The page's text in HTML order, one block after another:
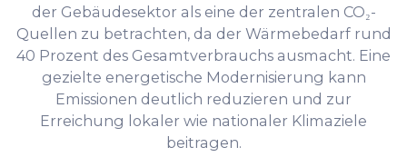
der Gebäudesektor als eine der zentralen CO₂-
Quellen zu betrachten, da der Wärmebedarf rund
40 Prozent des Gesamtverbrauchs ausmacht. Eine
gezielte energetische Modernisierung kann
Emissionen deutlich reduzieren und zur
Erreichung lokaler wie nationaler Klimaziele
beitragen.